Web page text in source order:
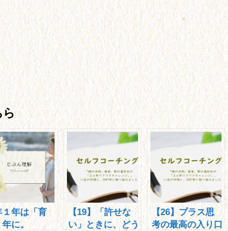
ら
１年は「育
に。
【19】「許せな
い」ときに、どう
【26】プラス思
考の最高の入り口